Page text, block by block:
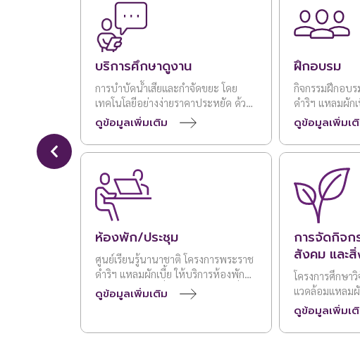
บริการศึกษาดูงาน
การบำบัดน้ำเสียและกำจัดขยะ โดย
เทคโนโลยีอย่างง่ายราคาประหยัด ด้วย
กลไกธรรมชาติช่วยธรรมชาติ
ดูข้อมูลเพิ่มเติม
ฝึกอบรม
กิจกรรมฝึกอบร
ดำริฯ แหลมผัก
รูปแบบ ได้แก่
การฝึกอบรม ณ
แหลมผักเบี้ย ไ
ลงมือฝึกปฏิบัติเ
มากยิ่งขึ้น รูปแ
ฝึกอบรมผ่านโป
google meet,
เป็นการเน้นบร
เสริมกิจกรรมด้
ดูข้อมูลเพิ่มเ
ห้องพัก/ประชุม
ศูนย์เรียนรู้นานาชาติ โครงการพระราช
ดำริฯ แหลมผักเบี้ย ให้บริการห้องพัก
สำหรับนักท่องเที่ยว/คณะดูงานฯ ที่
สนใจ
ดูข้อมูลเพิ่มเติม
การจัดกิจ
สังคม และ
โครงการศึกษา
แวดล้อมแหลม
พระราชดำริ เป็
ราชดำริที่ดำเนิ
โดยเน้นการใช้
ดูข้อมูลเพิ่มเ